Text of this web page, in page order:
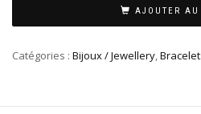
AJOUTER AU
Catégories : Bijoux / Jewellery,